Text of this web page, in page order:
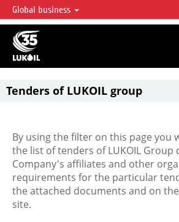
LUKOIL OVERVIEW
LUKOIL is one of the largest oil & gas vertical
accounting for over 2% of crude production and
reserves globally.
Global business
Tenders of LUKOIL group
By using the filter on this page you
the list of tenders of LUKOIL Group
Company's affiliates and other
requirements for the particular
the attached documents and on
site.